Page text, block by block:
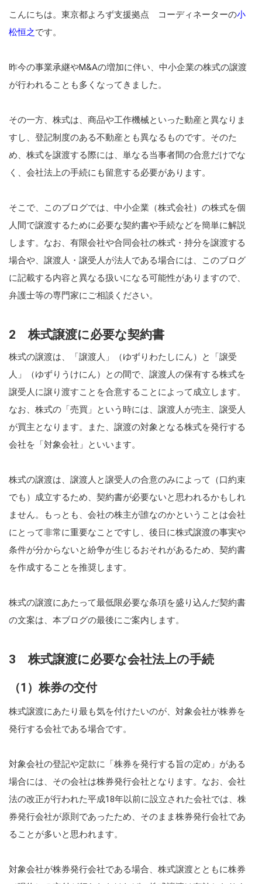
こんにちは。東京都よろず支援拠点 コーディネーターの小
松恒之です。
昨今の事業承継やM&Aの増加に伴い、中小企業の株式の譲渡
が行われることも多くなってきました。
その一方、株式は、商品や工作機械といった動産と異なりま
すし、登記制度のある不動産とも異なるものです。そのた
め、株式を譲渡する際には、単なる当事者間の合意だけでな
く、会社法上の手続にも留意する必要があります。
そこで、このブログでは、中小企業（株式会社）の株式を個
人間で譲渡するために必要な契約書や手続などを簡単に解説
します。なお、有限会社や合同会社の株式・持分を譲渡する
場合や、譲渡人・譲受人が法人である場合には、このブログ
に記載する内容と異なる扱いになる可能性がありますので、
弁護士等の専門家にご相談ください。
2 株式譲渡に必要な契約書
株式の譲渡は、「譲渡人」（ゆずりわたしにん）と「譲受
人」（ゆずりうけにん）との間で、譲渡人の保有する株式を
譲受人に譲り渡すことを合意することによって成立します。
なお、株式の「売買」という時には、譲渡人が売主、譲受人
が買主となります。また、譲渡の対象となる株式を発行する
会社を「対象会社」といいます。
株式の譲渡は、譲渡人と譲受人の合意のみによって（口約束
でも）成立するため、契約書が必要ないと思われるかもしれ
ません。もっとも、会社の株主が誰なのかということは会社
にとって非常に重要なことですし、後日に株式譲渡の事実や
条件が分からないと紛争が生じるおそれがあるため、契約書
を作成することを推奨します。
株式の譲渡にあたって最低限必要な条項を盛り込んだ契約書
の文案は、本ブログの最後にご案内します。
3 株式譲渡に必要な会社法上の手続
（1）株券の交付
株式譲渡にあたり最も気を付けたいのが、対象会社が株券を
発行する会社である場合です。
対象会社の登記や定款に「株券を発行する旨の定め」がある
場合には、その会社は株券発行会社となります。なお、会社
法の改正が行われた平成18年以前に設立された会社では、株
券発行会社が原則であったため、そのまま株券発行会社であ
ることが多いと思われます。
対象会社が株券発行会社である場合、株式譲渡とともに株券